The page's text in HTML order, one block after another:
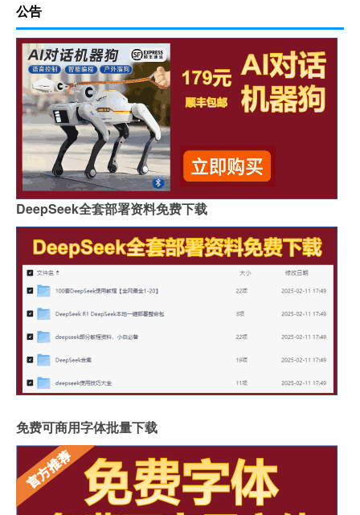
公告
DeepSeek全套部署资料免费下载
免费可商用字体批量下载